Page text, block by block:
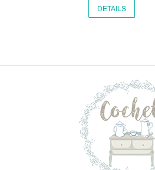
DETAILS